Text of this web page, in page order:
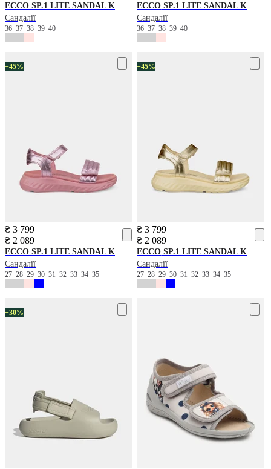
ECCO SP.1 LITE SANDAL K
Сандалії
36 37 38 39 40
ECCO SP.1 LITE SANDAL K
Сандалії
3637383940
−45%
₴ 3 799
₴ 2 089
ECCO SP.1 LITE SANDAL K
Сандалії
27 28 29 30 31 32 33 34 35
−45%
₴ 3 799
₴ 2 089
ECCO SP.1 LITE SANDAL K
Сандалії
272829303132333435
−30%